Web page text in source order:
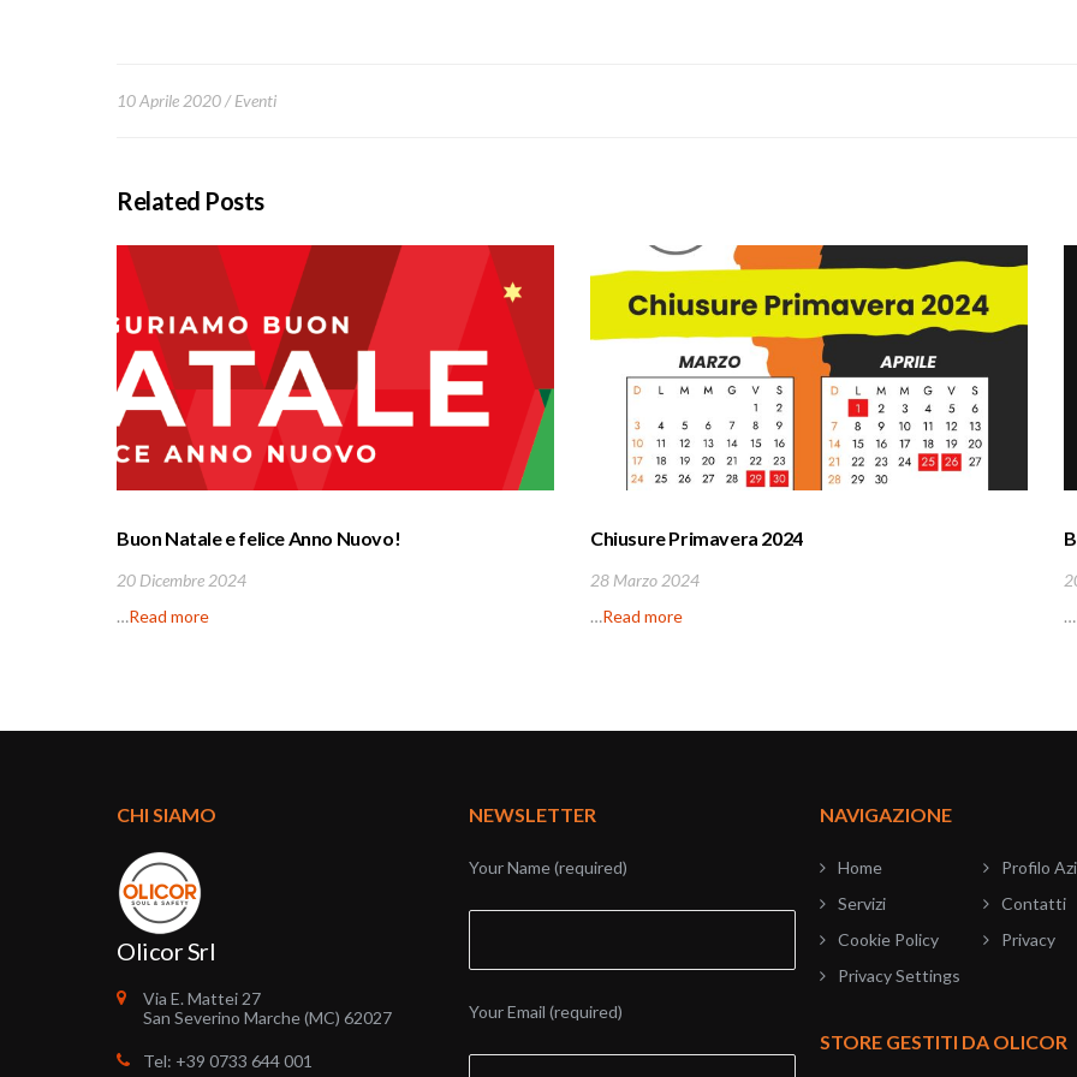
10 Aprile 2020 Eventi
Related Posts
Buon Natale e felice Anno Nuovo!
20 Dicembre 2024
…Read more
Chiusure Primavera 2024
28 Marzo 2024
…Read more
…
CHI SIAMO
Olicor Srl
Via E. Mattei 27
San Severino Marche (MC) 62027
Tel: +39 0733 644 001
NEWSLETTER
Your Name (required)
Your Email (required)
NAVIGAZIONE
Home
Profilo
Servizi
Contatti
Cookie Policy
Privacy
Privacy Settings
STORE GESTITI DA OLICOR